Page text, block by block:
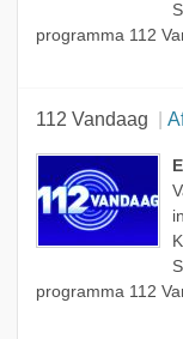
programma 112
112 Vandaag
programma 112